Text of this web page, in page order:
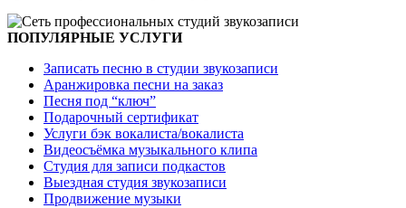
ПОПУЛЯРНЫЕ УСЛУГИ
Записать песню в студии звукозаписи
Аранжировка песни на заказ
Песня под “ключ”
Подарочный сертификат
Услуги бэк вокалиста/вокалиста
Видеосъёмка музыкального клипа
Студия для записи подкастов
Выездная студия звукозаписи
Продвижение музыки